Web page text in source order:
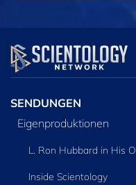
ANSEHEN
SENDUNGEN
Eigenproduktionen
L. Ron Hubbard in His
Inside Scientology